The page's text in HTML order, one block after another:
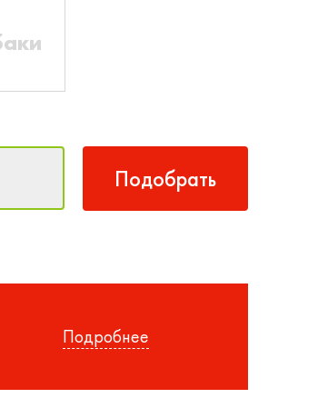
Подобрать
Подробнее